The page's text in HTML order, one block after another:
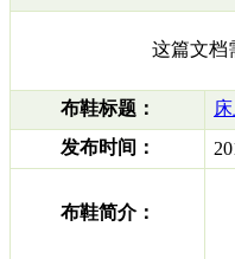
这篇文档
布鞋标题：
发布时间：
布鞋简介：